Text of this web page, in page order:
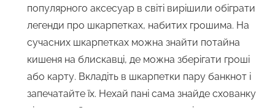
популярного аксесуар в світі вирішили обіграти
легенди про шкарпетках, набитих грошима. На
сучасних шкарпетках можна знайти потайна
кишеня на блискавці, де можна зберігати гроші
або карту. Вкладіть в шкарпетки пару банкнот і
запечатайте їх. Нехай пані сама знайде схованку